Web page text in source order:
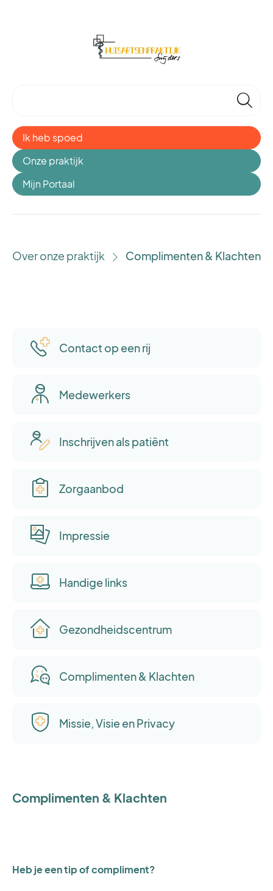
🔎
Onze praktijk
Mijn Portaal
Ik heb spoed
Over onze praktijk › Complimenten & Klachten
Contact op een rij
Medewerkers
Inschrijven als patiënt
Zorgaanbod
Impressie
Handige links
Gezondheidscentrum
Complimenten & Klachten
Missie, Visie en Privacy
Complimenten & Klachten
Heb je een tip of compliment?